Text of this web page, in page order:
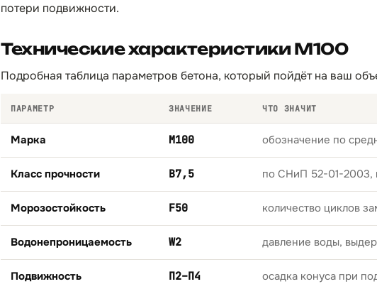
потери подвижности.
Технические характеристики М100
Подробная таблица параметров бетона, который пойдёт на ваш
ПАРАМЕТР ЗНАЧЕНИЕ ЧТО ЗНАЧИТ
Марка М100 обозначение по
Класс прочности B7,5 по СНиП 52-01-2003,
Морозостойкость F50 количество циклов
Водонепроницаемость W2 давление воды,
Подвижность П2–П4 осадка конуса при